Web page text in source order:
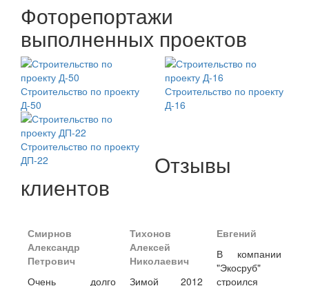
Фоторепортажи
выполненных проектов
Строительство по проекту
Д-50
Строительство по проекту
Д-16
Строительство по проекту
ДП-22
Отзывы
клиентов
Смирнов
Александр
Петрович
Очень долго
Тихонов
Алексей
Николаевич
Зимой 2012
Евгений
В компании
"Экосруб"
строился